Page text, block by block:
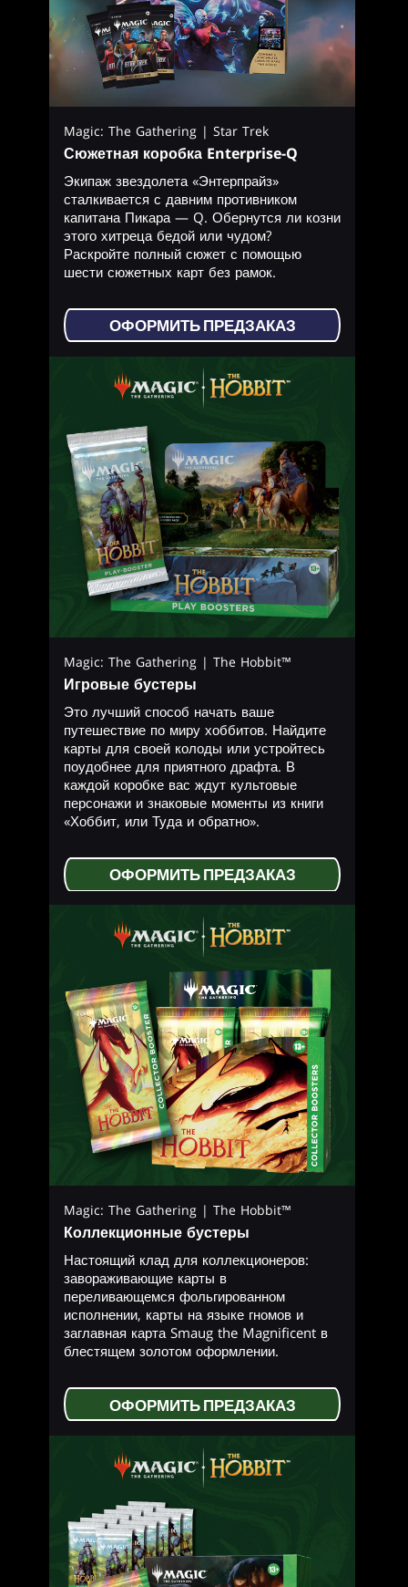
Magic: The Gathering | Star Trek
Сюжетная коробка Enterprise-Q
Экипаж звездолета «Энтерпрайз»
сталкивается с давним противником
капитана Пикара — Q. Обернутся ли козни
этого хитреца бедой или чудом?
Раскройте полный сюжет с помощью
шести сюжетных карт без рамок.
ОФОРМИТЬ ПРЕДЗАКАЗ
Magic: The Gathering | The Hobbit™
Игровые бустеры
Это лучший способ начать ваше
путешествие по миру хоббитов. Найдите
карты для своей колоды или устройтесь
поудобнее для приятного драфта. В
каждой коробке вас ждут культовые
персонажи и знаковые моменты из книги
«Хоббит, или Туда и обратно».
ОФОРМИТЬ ПРЕДЗАКАЗ
Magic: The Gathering | The Hobbit™
Коллекционные бустеры
Настоящий клад для коллекционеров:
завораживающие карты в
переливающемся фольгированном
исполнении, карты на языке гномов и
заглавная карта Smaug the Magnificent в
блестящем золотом оформлении.
ОФОРМИТЬ ПРЕДЗАКАЗ